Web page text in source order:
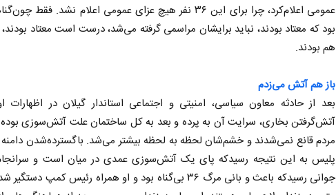
عمومی اعلام‌کرد، چرا برای این ۳۶ نفر هیچ عزای عمومی اعلام نشد. فقط
بود که معتاد بودند، نباید برایشان مراسمی ‌گرفته می‌شد، درست است معتاد
هم بودند.
باز هم آتش می‌زدم
بعد از حادثه معاون سیاسی، امنیتی و اجتماعی استاندار گیلان در اظهارات
آتش‌گرفتن بخاری، سرایت آن به پرده و بعد به کل ساختمان علت آتش‌سوزی
مردم قانع نمی‌شدند و خشم‌شان لحظه به لحظه بیشتر می‌شد. باگسترده‌شدن دامنه
پلیس به این نتیجه رسیدکه پای یک آتش‌سوزی عمدی در میان است و
جوانی رسیدکه باعث و بانی مرگ ۳۶ بی‌گناه بود و او همراه رئیس کمپ